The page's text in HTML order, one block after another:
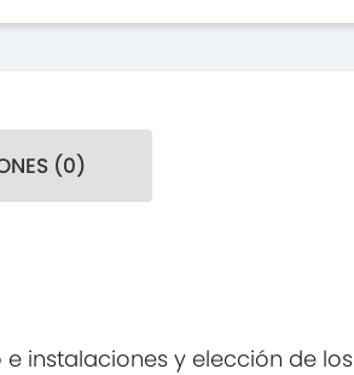
(0)
instalaciones y elección de los